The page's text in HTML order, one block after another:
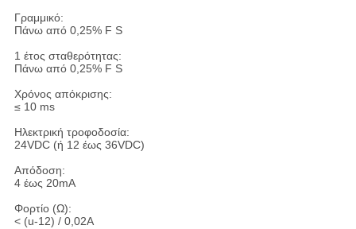
Γραμμικό:
Πάνω από 0,25% F S
1 έτος σταθερότητας:
Πάνω από 0,25% F S
Χρόνος απόκρισης:
≤ 10 ms
Ηλεκτρική τροφοδοσία:
24VDC (ή 12 έως 36VDC)
Απόδοση:
4 έως 20mA
Φορτίο (Ω):
< (u-12) / 0,02A